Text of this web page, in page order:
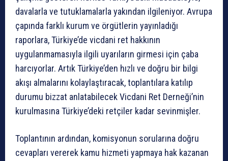
davalarla ve tutuklamalarla yakından ilgileniyor. Avrupa
çapında farklı kurum ve örgütlerin yayınladığı
raporlara, Türkiye’de vicdani ret hakkının
uygulanmamasıyla ilgili uyarıların girmesi için çaba
harcıyorlar. Artık Türkiye’den hızlı ve doğru bir bilgi
akışı almalarını kolaylaştıracak, toplantılara katılıp
durumu bizzat anlatabilecek Vicdani Ret Derneği’nin
kurulmasına Türkiye’deki retçiler kadar sevinmişler.
Toplantının ardından, komisyonun sorularına doğru
cevapları vererek kamu hizmeti yapmaya hak kazanan